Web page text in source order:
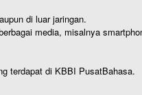
di luar jaringan.
media, misalnya
terdapat di KBBI PusatBahasa.